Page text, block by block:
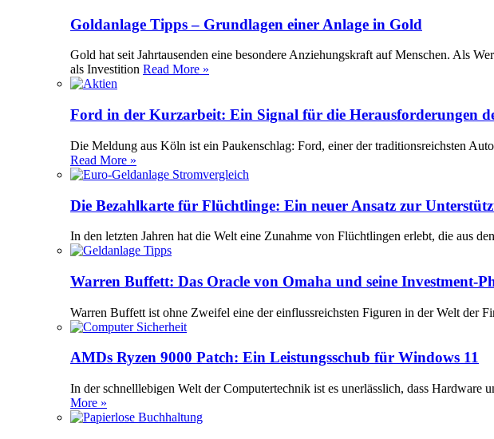
Goldanlage Tipps – Grundlagen einer Anlage in Gold
Gold hat seit Jahrtausenden eine besondere Anziehungskraft auf Menschen. Als
als Investition Read More »
Ford in der Kurzarbeit: Ein Signal für die Herausforderungen
Die Meldung aus Köln ist ein Paukenschlag: Ford, einer der traditionsreichsten
Read More »
Die Bezahlkarte für Flüchtlinge: Ein neuer Ansatz zur
In den letzten Jahren hat die Welt eine Zunahme von Flüchtlingen erlebt, die aus
Warren Buffett: Das Oracle von Omaha und seine Investment-
Warren Buffett ist ohne Zweifel eine der einflussreichsten Figuren in der Welt der
AMDs Ryzen 9000 Patch: Ein Leistungsschub für Windows 11
In der schnelllebigen Welt der Computertechnik ist es unerlässlich, dass
More »